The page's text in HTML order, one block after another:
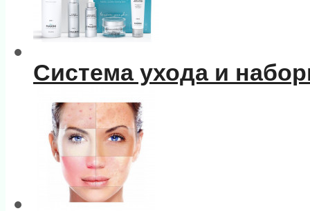
Система ухода и